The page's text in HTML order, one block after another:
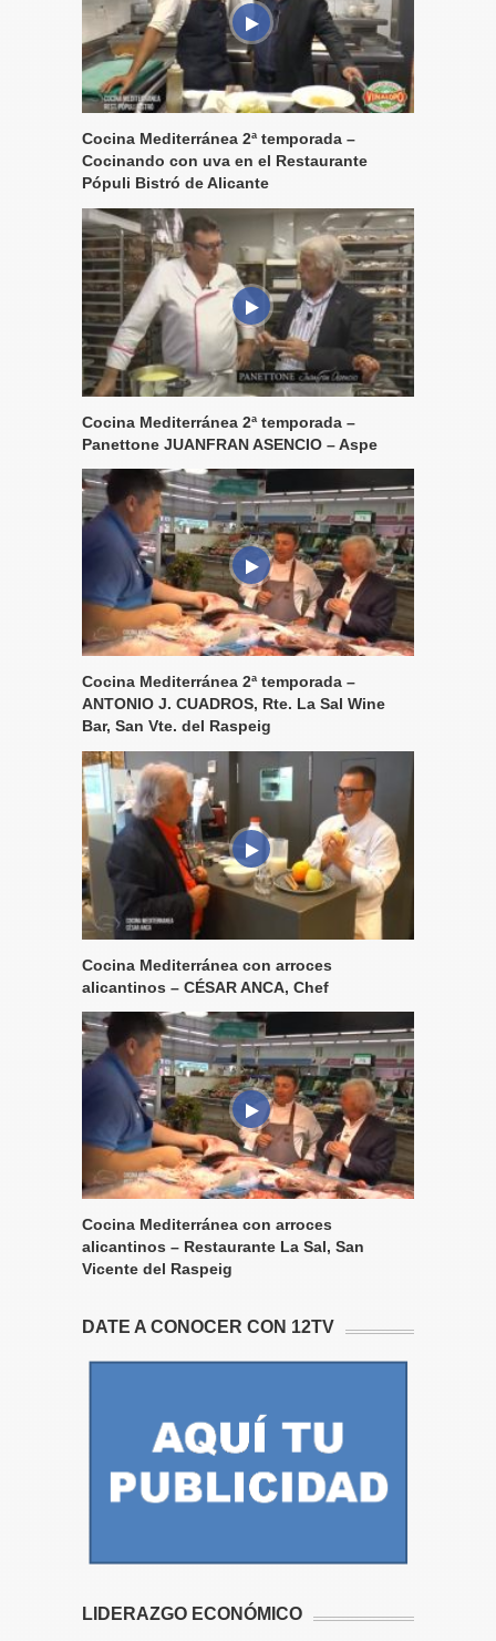
Cocina Mediterránea 2ª temporada –
Cocinando con uva en el Restaurante
Pópuli Bistró de Alicante
Cocina Mediterránea 2ª temporada –
Panettone JUANFRAN ASENCIO – Aspe
Cocina Mediterránea 2ª temporada –
ANTONIO J. CUADROS, Rte. La Sal Wine
Bar, San Vte. del Raspeig
Cocina Mediterránea con arroces
alicantinos – CÉSAR ANCA, Chef
Cocina Mediterránea con arroces
alicantinos – Restaurante La Sal, San
Vicente del Raspeig
DATE A CONOCER CON 12TV
LIDERAZGO ECONÓMICO